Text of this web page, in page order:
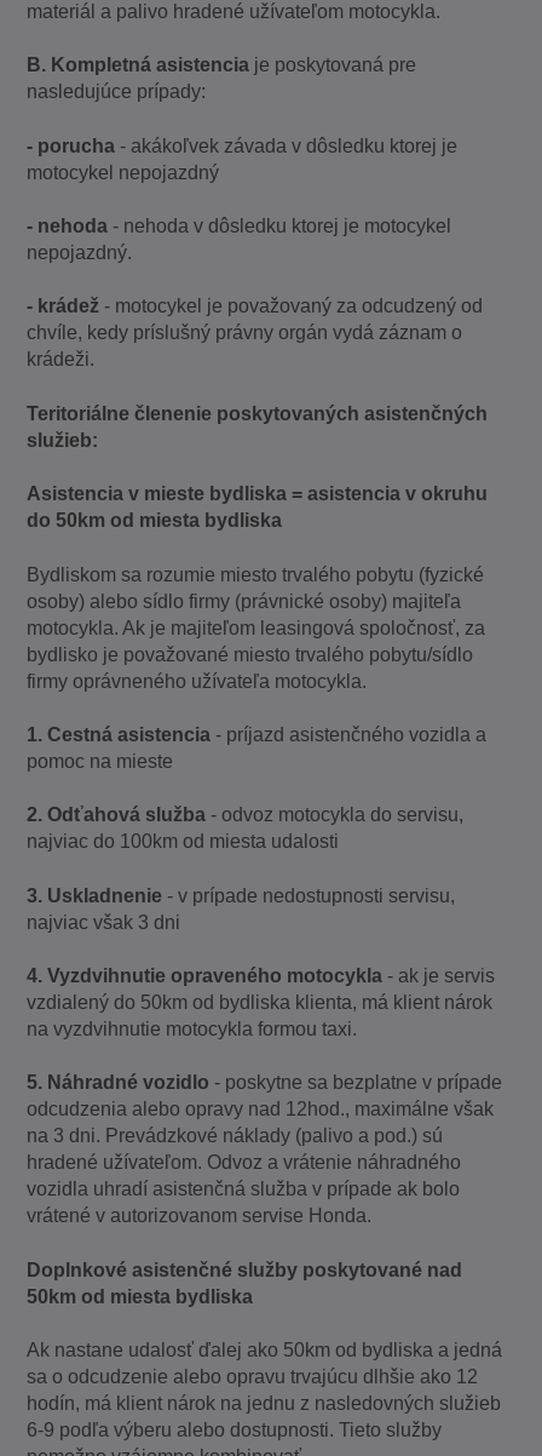
materiál a palivo hradené užívateľom motocykla.
B. Kompletná asistencia je poskytovaná pre
nasledujúce prípady:
- porucha - akákoľvek závada v dôsledku ktorej je
motocykel nepojazdný
- nehoda - nehoda v dôsledku ktorej je motocykel
nepojazdný.
- krádež - motocykel je považovaný za odcudzený od
chvíle, kedy príslušný právny orgán vydá záznam o
krádeži.
Teritoriálne členenie poskytovaných asistenčných
služieb:
Asistencia v mieste bydliska = asistencia v okruhu
do 50km od miesta bydliska
Bydliskom sa rozumie miesto trvalého pobytu (fyzické
osoby) alebo sídlo firmy (právnické osoby) majiteľa
motocykla. Ak je majiteľom leasingová spoločnosť, za
bydlisko je považované miesto trvalého pobytu/sídlo
firmy oprávneného užívateľa motocykla.
1. Cestná asistencia - príjazd asistenčného vozidla a
pomoc na mieste
2. Odťahová služba - odvoz motocykla do servisu,
najviac do 100km od miesta udalosti
3. Uskladnenie - v prípade nedostupnosti servisu,
najviac však 3 dni
4. Vyzdvihnutie opraveného motocykla - ak je servis
vzdialený do 50km od bydliska klienta, má klient nárok
na vyzdvihnutie motocykla formou taxi.
5. Náhradné vozidlo - poskytne sa bezplatne v prípade
odcudzenia alebo opravy nad 12hod., maximálne však
na 3 dni. Prevádzkové náklady (palivo a pod.) sú
hradené užívateľom. Odvoz a vrátenie náhradného
vozidla uhradí asistenčná služba v prípade ak bolo
vrátené v autorizovanom servise Honda.
Doplnkové asistenčné služby poskytované nad
50km od miesta bydliska
Ak nastane udalosť ďalej ako 50km od bydliska a jedná
sa o odcudzenie alebo opravu trvajúcu dlhšie ako 12
hodín, má klient nárok na jednu z nasledovných služieb
6-9 podľa výberu alebo dostupnosti. Tieto služby